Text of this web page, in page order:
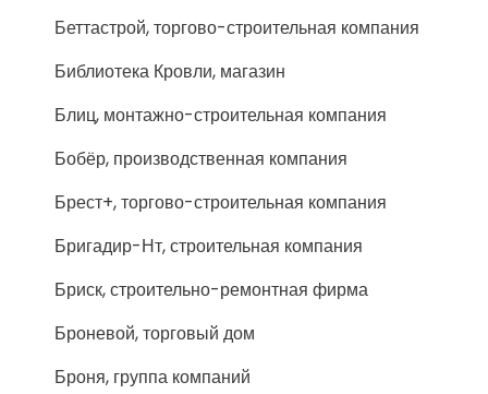
Беттастрой, торгово-строительная компания
Библиотека Кровли, магазин
Блиц, монтажно-строительная компания
Бобёр, производственная компания
Брест+, торгово-строительная компания
Бригадир-Нт, строительная компания
Бриск, строительно-ремонтная фирма
Броневой, торговый дом
Броня, группа компаний